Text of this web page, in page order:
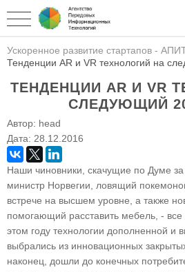
Ускоренное развитие стартапов -
Тенденции AR и VR технологий на
ТЕНДЕНЦИИ AR И VR
СЛЕДУЮЩИЙ
Автор: head
Дата: 28.12.2016
Наши чиновники, скачущие по Думе
министр Норвегии, ловящий
встрече на высшем уровне, а также
помогающий расставить мебель, - все
этом году технологии дополненной и
выбрались из инновационных
наконец, дошли до конечных